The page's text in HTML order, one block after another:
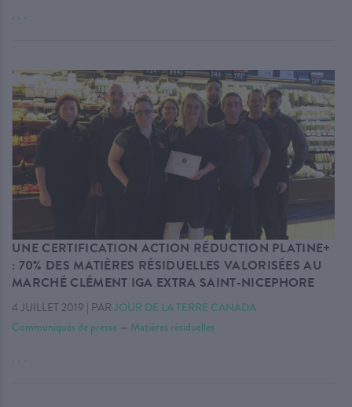
. . .
UNE CERTIFICATION ACTION RÉDUCTION PLATINE+
: 70% DES MATIÈRES RÉSIDUELLES VALORISÉES AU
MARCHÉ CLÉMENT IGA EXTRA SAINT-NICEPHORE
4 JUILLET 2019 | PAR JOUR DE LA TERRE CANADA
Communiqués de presse — Matières résiduelles
. . .